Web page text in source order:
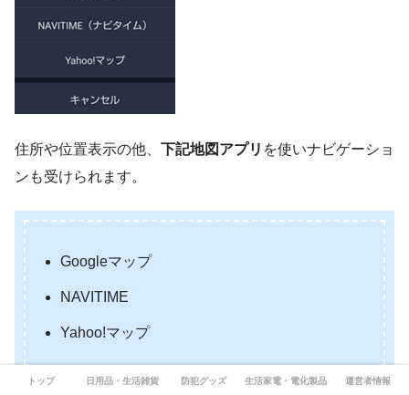
住所や位置表示の他、 下記地図アプリ を使いナビゲーショ
ンも受けられます。
Googleマップ
NAVITIME
Yahoo!マップ
トップ 日用品・生活雑貨 防犯グッズ 生活家電・電化製品 運営者情報